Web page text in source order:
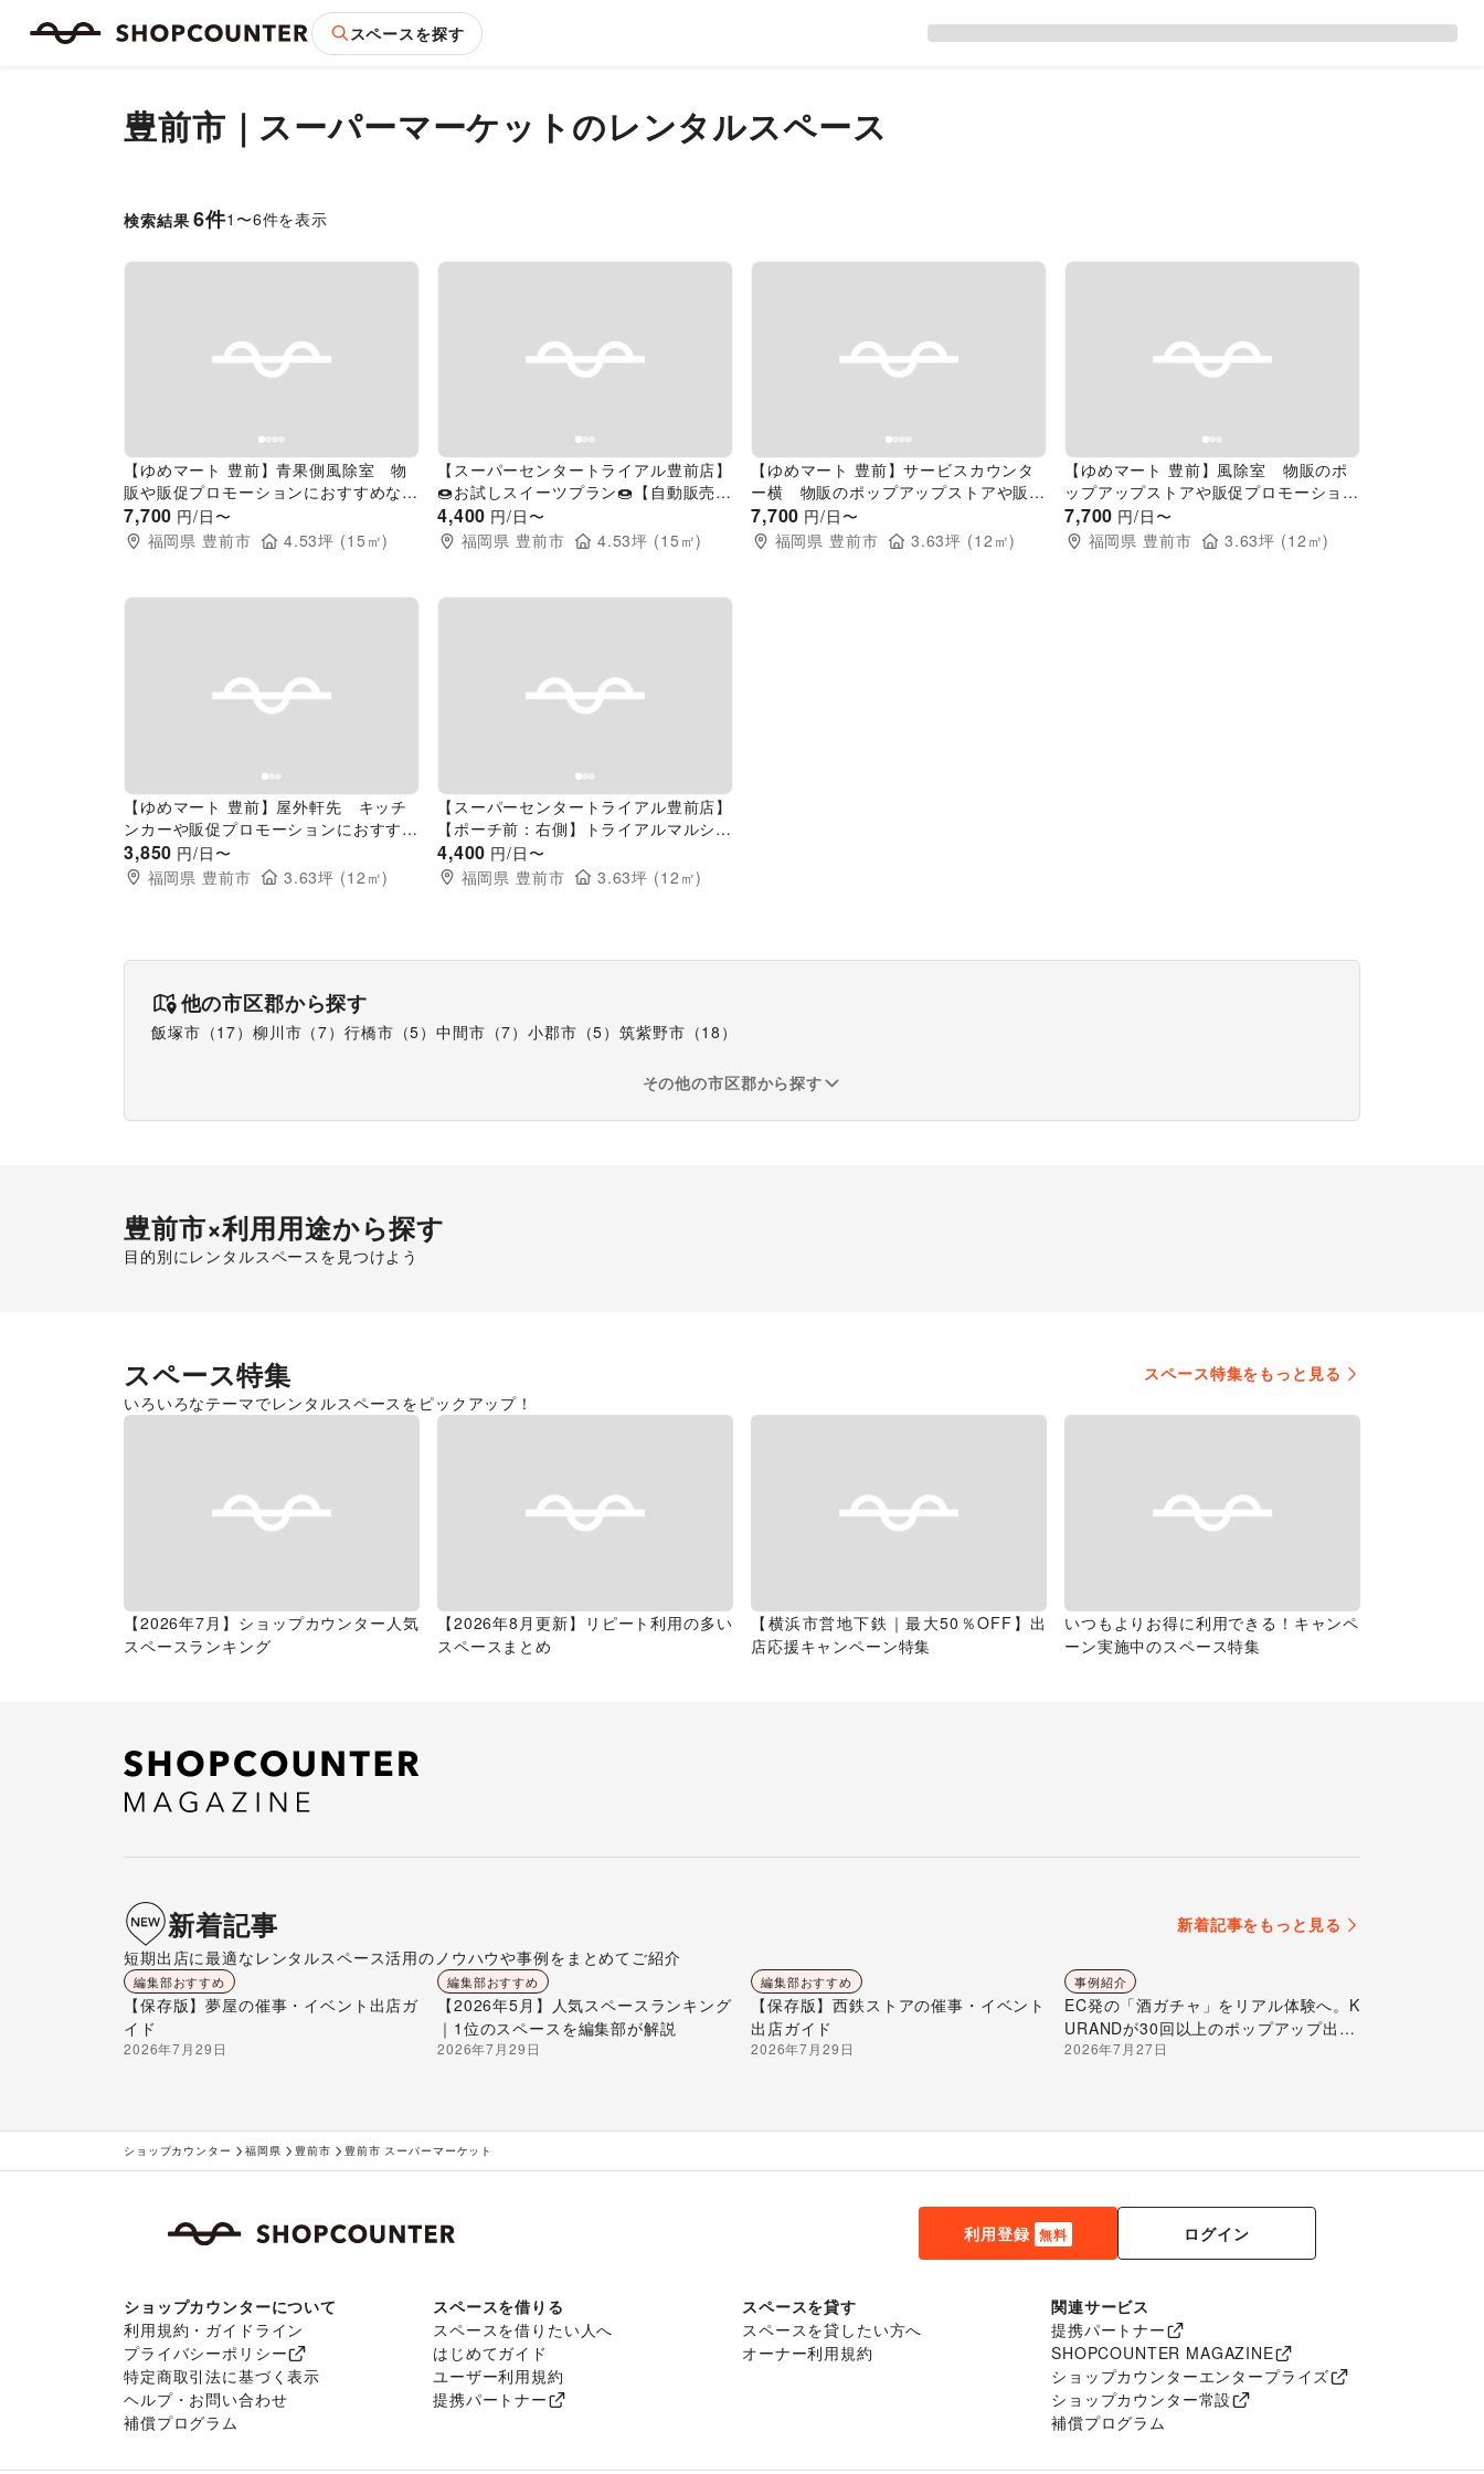
スペースを探す
豊前市 ｜ スーパーマーケットのレンタルスペース
検索結果 6件1 〜6件を表示
Previous slide
【ゆめマート 豊前】青果側風除室 物
販や販促プロモーションにおすすめな催
事イベントスペース
7,700 円/日〜
福岡県 豊前市 4.53坪 (15 ㎡)
Previous slide
【スーパーセンタートライアル豊前店】
🍩お試しスイーツプラン🍩【自動販売機
前】食物販の出店が可能なトライアルマ
ルシェ（キッチンカー/テント・スペー
4,400 円/日〜
福岡県 豊前市 4.53坪 (15 ㎡)
Previous slide
【ゆめマート 豊前】サービスカウンタ
ー横 物販のポップアップストアや販促
プロモーションにおすすめな催事イベン
トスペース
7,700 円/日〜
福岡県 豊前市 3.63坪 (12 ㎡)
Previous slide
【ゆめマート 豊前】風除室 物販のポ
ップアップストアや販促プロモーション
におすすめな催事イベントスペース
7,700 円/日〜
福岡県 豊前市 3.63坪 (12 ㎡)
Previous slide
【ゆめマート 豊前】屋外軒先 キッチ
ンカーや販促プロモーションにおすすめ
な催事イベントスペース
3,850 円/日〜
福岡県 豊前市 3.63坪 (12 ㎡)
Previous slide
【スーパーセンタートライアル豊前店】
【ポーチ前：右側】トライアルマルシェ
（キッチンカー/テント・スペース）
4,400 円/日〜
福岡県 豊前市 3.63坪 (12 ㎡)
他の市区郡から探す
飯塚市 （17） 柳川市 （7） 行橋市 （5）中間市 （7）小郡市 （5）筑紫野市 （18 ）
その他の市区郡から探す
豊前市×利用用途から探す
目的別にレンタルスペースを見つけよう
スペース特集
スペース特集をもっと見る
いろいろなテーマでレンタルスペースをピックアップ！
【2026年7月】ショップカウンター人気
スペースランキング
【2026年8月更新】リピート利用の多い
スペースまとめ
【横浜市営地下鉄｜最大50％OFF】出
店応援キャンペーン特集
いつもよりお得に利用できる！キャンペ
ーン実施中のスペース特集
新着記事
新着記事をもっと見る
短期出店に最適なレンタルスペース活用のノウハウや事例をまとめてご紹介
編集部おすすめ
【保存版】夢屋の催事・イベント出店ガ
イド
2026年7月29日
編集部おすすめ
【2026年5月】人気スペースランキング
｜1位のスペースを編集部が解説
2026年7月29日
編集部おすすめ
【保存版】西鉄ストアの催事・イベント
出店ガイド
2026年7月29日
事例紹介
EC発の「酒ガチャ」をリアル体験へ。K
URANDが30回以上のポップアップ出店
で届ける“新しいお酒との出会い”
2026年7月27日
ショップカウンター 福岡県 豊前市 豊前市 スーパーマーケット
利用登録 無料 ログイン
ショップカウンターについて
利用規約・ガイドライン
プライバシーポリシー
特定商取引法に基づく表示
ヘルプ・お問い合わせ
補償プログラム
スペースを借りる
スペースを借りたい人へ
はじめてガイド
ユーザー利用規約
提携パートナー
スペースを貸す
スペースを貸したい方へ
オーナー利用規約
関連サービス
提携パートナー
SHOPCOUNTER MAGAZINE
ショップカウンターエンタープライズ
ショップカウンター常設
補償プログラム